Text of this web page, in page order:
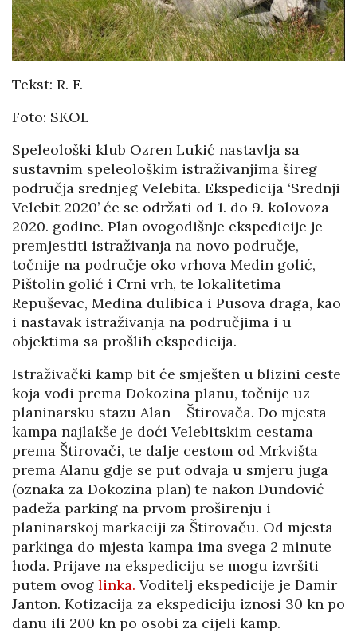
Tekst: R. F.
Foto: SKOL
Speleološki klub Ozren Lukić nastavlja sa
sustavnim speleološkim istraživanjima šireg
područja srednjeg Velebita. Ekspedicija ‘Srednji
Velebit 2020’ će se održati od 1. do 9. kolovoza
2020. godine. Plan ovogodišnje ekspedicije je
premjestiti istraživanja na novo područje,
točnije na područje oko vrhova Medin golić,
Pištolin golić i Crni vrh, te lokalitetima
Repuševac, Medina dulibica i Pusova draga, kao
i nastavak istraživanja na područjima i u
objektima sa prošlih ekspedicija.
Istraživački kamp bit će smješten u blizini ceste
koja vodi prema Dokozina planu, točnije uz
planinarsku stazu Alan – Štirovača. Do mjesta
kampa najlakše je doći Velebitskim cestama
prema Štirovači, te dalje cestom od Mrkvišta
prema Alanu gdje se put odvaja u smjeru juga
(oznaka za Dokozina plan) te nakon Dundović
padeža parking na prvom proširenju i
planinarskoj markaciji za Štirovaču. Od mjesta
parkinga do mjesta kampa ima svega 2 minute
hoda. Prijave na ekspediciju se mogu izvršiti
putem ovog linka. Voditelj ekspedicije je Damir
Janton. Kotizacija za ekspediciju iznosi 30 kn po
danu ili 200 kn po osobi za cijeli kamp.